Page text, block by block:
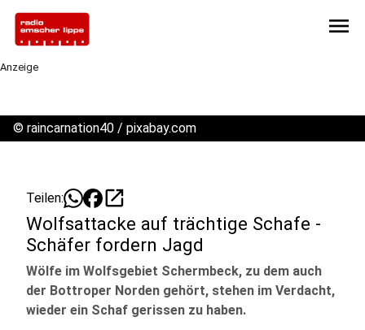
menu
Anzeige
© raincarnation40 / pixabay.com
Teilen: open_in_new
Wolfsattacke auf trächtige Schafe -
Schäfer fordern Jagd
Wölfe im Wolfsgebiet Schermbeck, zu dem auch
der Bottroper Norden gehört, stehen im Verdacht,
wieder ein Schaf gerissen zu haben.